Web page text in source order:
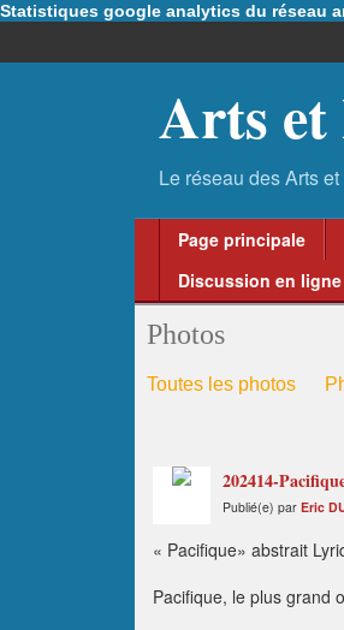
Statistiques google analytics du réseau
Arts
Page principale
Discussion en ligne
Photos
Toutes les photos
202414-
Publié(e) par Eric
« Pacifique» abstrait
Pacifique, le plus grand